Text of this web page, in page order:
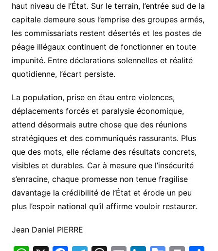
haut niveau de l’État. Sur le terrain, l’entrée sud de la
capitale demeure sous l’emprise des groupes armés,
les commissariats restent désertés et les postes de
péage illégaux continuent de fonctionner en toute
impunité. Entre déclarations solennelles et réalité
quotidienne, l’écart persiste.
La population, prise en étau entre violences,
déplacements forcés et paralysie économique,
attend désormais autre chose que des réunions
stratégiques et des communiqués rassurants. Plus
que des mots, elle réclame des résultats concrets,
visibles et durables. Car à mesure que l’insécurité
s’enracine, chaque promesse non tenue fragilise
davantage la crédibilité de l’État et érode un peu
plus l’espoir national qu’il affirme vouloir restaurer.
Jean Daniel PIERRE